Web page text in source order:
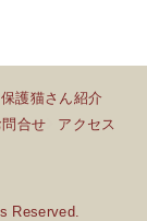
保護猫さん紹介
合せ アクセス
Reserved.